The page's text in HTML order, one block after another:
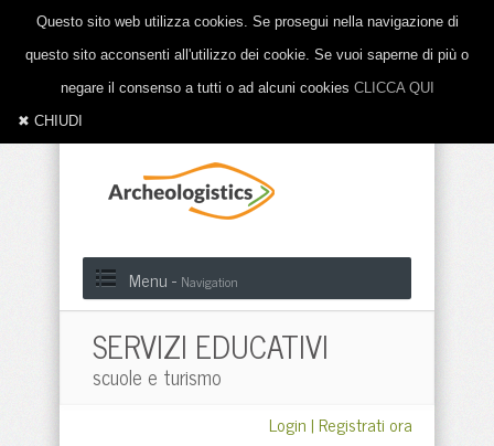
Menu - Navigation
SERVIZI EDUCATIVI
scuole e turismo
Login|Registrati ora
Questo sito web utilizza cookies. Se prosegui nella navigazione di
questo sito acconsenti all'utilizzo dei cookie. Se vuoi saperne di più o
negare il consenso a tutti o ad alcuni cookies CLICCA QUI
✖ CHIUDI